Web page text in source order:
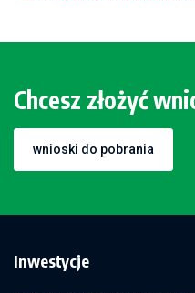
Chcesz złożyć
wnioski do pobrania
Inwestycje